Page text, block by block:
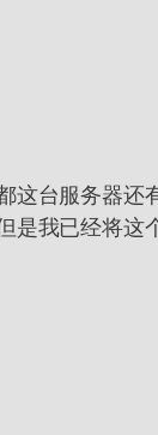
这台服务器还
是我已经将这